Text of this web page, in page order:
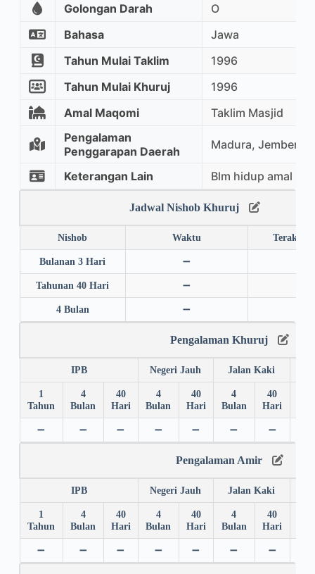
Golongan Darah
O
Bahasa
Jawa
Tahun Mulai Taklim
1996
Tahun Mulai Khuruj
1996
Amal Maqomi
Taklim Masjid
Pengalaman
Penggarapan Daerah
Madura, Jember,
Keterangan Lain Blm hidup amal
Jadwal Nishob Khuruj
Nishob Waktu Terakhir
Bulanan 3 Hari ➖
Tahunan 40 Hari ➖
4 Bulan ➖
Pengalaman Khuruj
IPB Negeri Jauh Jalan Kaki
1
Tahun
4
Bulan
40
Hari
4
Bulan
40
Hari
4
Bulan
40
Hari
➖ ➖ ➖ ➖ ➖ ➖ ➖
Pengalaman Amir
IPB Negeri Jauh Jalan Kaki
1
Tahun
4
Bulan
40
Hari
4
Bulan
40
Hari
4
Bulan
40
Hari
➖ ➖ ➖ ➖ ➖ ➖ ➖